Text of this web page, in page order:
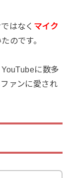
はなく マイク
のです。
に数多
ァンに愛され